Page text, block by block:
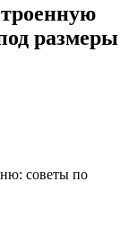
размеры